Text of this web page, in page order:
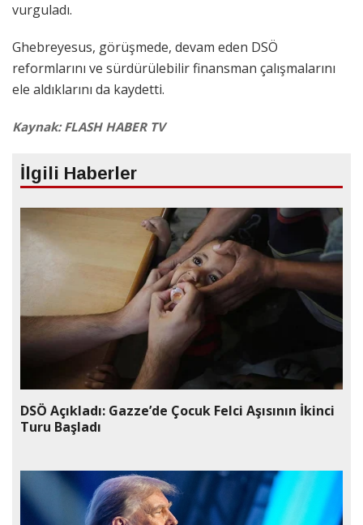
vurguladı.
Ghebreyesus, görüşmede, devam eden DSÖ
reformlarını ve sürdürülebilir finansman çalışmalarını
ele aldıklarını da kaydetti.
Kaynak: FLASH HABER TV
İlgili Haberler
DSÖ Açıkladı: Gazze’de Çocuk Felci Aşısının İkinci
Turu Başladı